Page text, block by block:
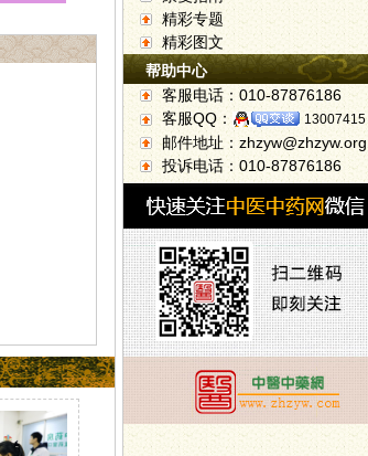
精彩专题
精彩图文
帮助中心
客服电话：010-87876186
客服QQ：
13007415
邮件地址：zhzyw@zhzyw.org
投诉电话：010-87876186